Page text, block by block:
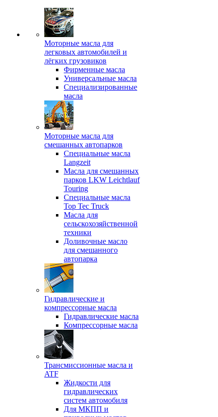
Моторные масла для
легковых автомобилей и
лёгких грузовиков
Фирменные масла
Универсальные масла
Специализированные
масла
Моторные масла для
смешанных автопарков
Специальные масла
Langzeit
Масла для смешанных
парков LKW Leichtlauf
Touring
Специальные масла
Top Tec Truck
Масла для
сельскохозяйственной
техники
Доливочные масло
для смешанного
автопарка
Гидравлические и
компрессорные масла
Гидравлические масла
Компрессорные масла
Трансмиссионные масла и
ATF
Жидкости для
гидравлических
систем автомобиля
Для МКПП и